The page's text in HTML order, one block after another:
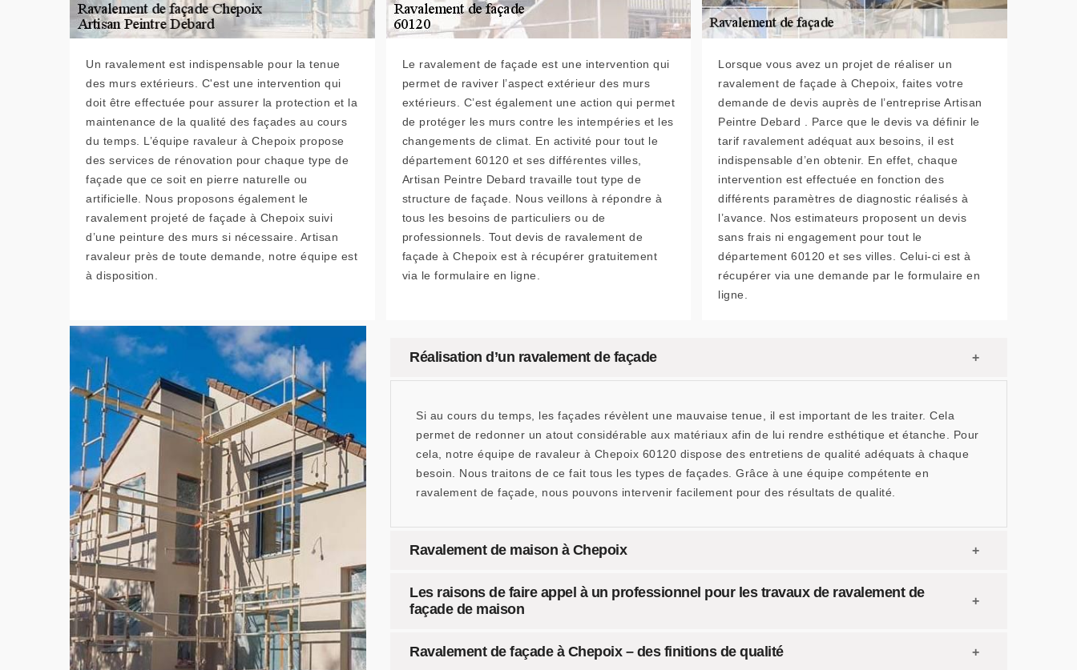
Un ravalement est indispensable pour la tenue
des murs extérieurs. C'est une intervention qui
doit être effectuée pour assurer la protection et la
maintenance de la qualité des façades au cours
du temps. L’équipe ravaleur à Chepoix propose
des services de rénovation pour chaque type de
façade que ce soit en pierre naturelle ou
artificielle. Nous proposons également le
ravalement projeté de façade à Chepoix suivi
d’une peinture des murs si nécessaire. Artisan
ravaleur près de toute demande, notre équipe est
à disposition.
Le ravalement de façade est une intervention qui
permet de raviver l’aspect extérieur des murs
extérieurs. C’est également une action qui permet
de protéger les murs contre les intempéries et les
changements de climat. En activité pour tout le
département 60120 et ses différentes villes,
Artisan Peintre Debard travaille tout type de
structure de façade. Nous veillons à répondre à
tous les besoins de particuliers ou de
professionnels. Tout devis de ravalement de
façade à Chepoix est à récupérer gratuitement
via le formulaire en ligne.
Lorsque vous avez un projet de réaliser un
ravalement de façade à Chepoix, faites votre
demande de devis auprès de l’entreprise Artisan
Peintre Debard . Parce que le devis va définir le
tarif ravalement adéquat aux besoins, il est
indispensable d’en obtenir. En effet, chaque
intervention est effectuée en fonction des
différents paramètres de diagnostic réalisés à
l’avance. Nos estimateurs proposent un devis
sans frais ni engagement pour tout le
département 60120 et ses villes. Celui-ci est à
récupérer via une demande par le formulaire en
ligne.
Réalisation d’un ravalement de façade
Si au cours du temps, les façades révèlent une mauvaise tenue, il est important de les traiter. Cela
permet de redonner un atout considérable aux matériaux afin de lui rendre esthétique et étanche. Pour
cela, notre équipe de ravaleur à Chepoix 60120 dispose des entretiens de qualité adéquats à chaque
besoin. Nous traitons de ce fait tous les types de façades. Grâce à une équipe compétente en
ravalement de façade, nous pouvons intervenir facilement pour des résultats de qualité.
Ravalement de maison à Chepoix
Les raisons de faire appel à un professionnel pour les travaux de ravalement de
façade de maison
Ravalement de façade à Chepoix – des finitions de qualité